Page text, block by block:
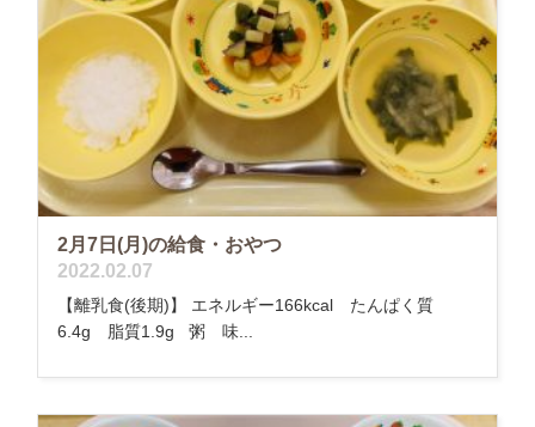
2月7日(月)の給食・おやつ
2022.02.07
【離乳食(後期)】 エネルギー166kcal たんぱく質
6.4g 脂質1.9g 粥 味...